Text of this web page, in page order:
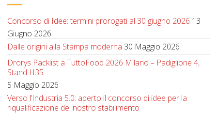
Concorso di Idee: termini prorogati al 30 giugno 2026 13
Giugno 2026
Dalle origini alla Stampa moderna 30 Maggio 2026
Drorys Packlist a TuttoFood 2026 Milano – Padiglione 4,
Stand H35
5 Maggio 2026
Verso l’Industria 5.0: aperto il concorso di idee per la
riqualificazione del nostro stabilimento